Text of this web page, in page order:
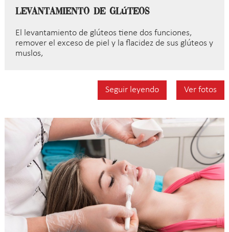
Levantamiento de Glúteos
El levantamiento de glúteos tiene dos funciones,
remover el exceso de piel y la flacidez de sus glúteos y
muslos,
Seguir leyendo Ver fotos